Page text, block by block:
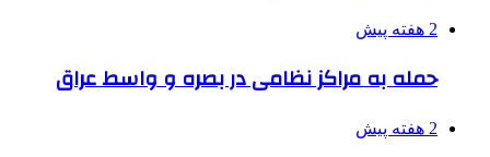
2 هفته پیش
حمله به مراکز نظامی در بصره و واسط عراق
2 هفته پیش